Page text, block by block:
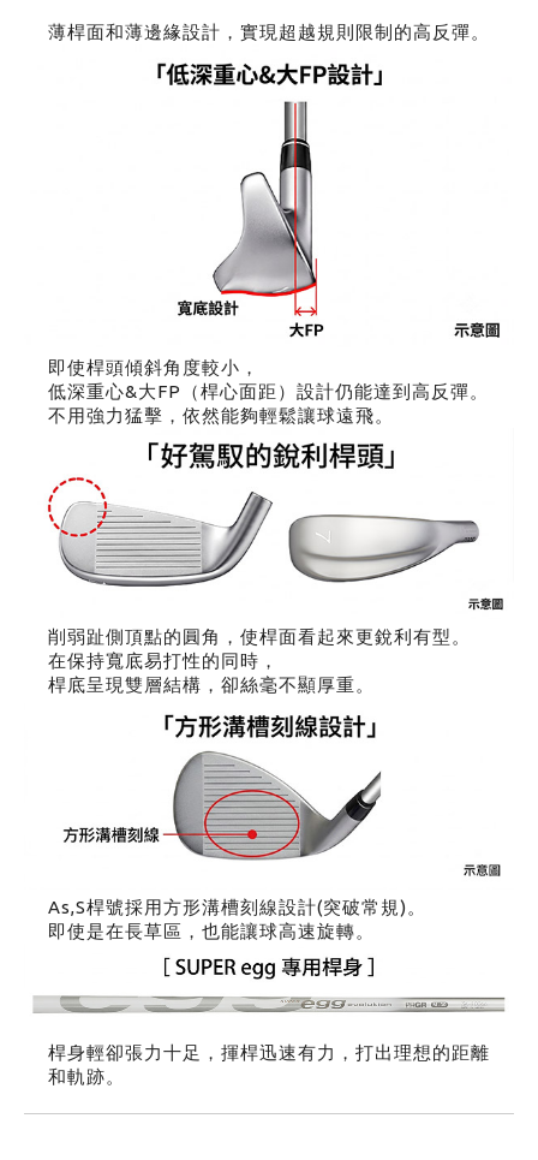
薄桿面和薄邊緣設計，實現超越規則限制的高反彈。
即使桿頭傾斜角度較小，
低深重心&大FP（桿心面距）設計仍能達到高反彈。
不用強力猛擊，依然能夠輕鬆讓球遠飛。
削弱趾側頂點的圓角，使桿面看起來更銳利有型。
在保持寬底易打性的同時，
桿底呈現雙層結構，卻絲毫不顯厚重。
As,S桿號採用方形溝槽刻線設計(突破常規)。
即使是在長草區，也能讓球高速旋轉。
桿身輕卻張力十足，揮桿迅速有力，打出理想的距離
和軌跡。